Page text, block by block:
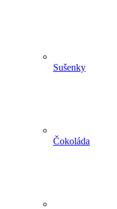
Sušenky
Čokoláda